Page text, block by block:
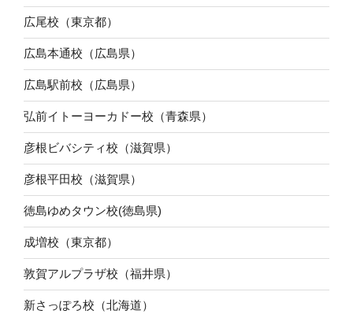
広尾校（東京都）
広島本通校（広島県）
広島駅前校（広島県）
弘前イトーヨーカドー校（青森県）
彦根ビバシティ校（滋賀県）
彦根平田校（滋賀県）
徳島ゆめタウン校(徳島県)
成増校（東京都）
敦賀アルプラザ校（福井県）
新さっぽろ校（北海道）